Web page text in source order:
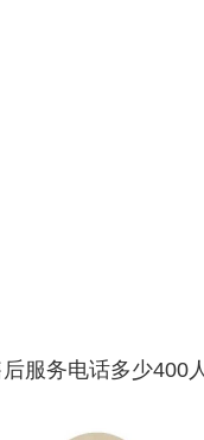
服务电话多少400